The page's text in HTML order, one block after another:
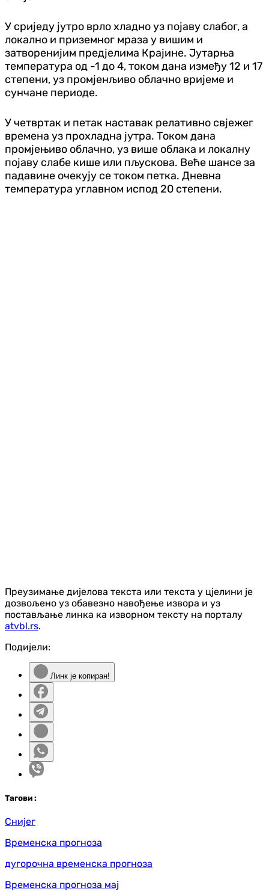
У сриједу јутро врло хладно уз појаву слабог, а
локално и приземног мраза у вишим и
затворенијим пред‌јелима Крајине. Јутарња
температура од -1 до 4, током дана између 12 и 17
степени, уз промјенљиво облачно вријеме и
сунчане периоде.
У четвртак и петак наставак релативно свјежег
времена уз прохладна јутра. Током дана
промјењиво облачно, уз више облака и локалну
појаву слабе кише или пљускова. Веће шансе за
падавине очекују се током петка. Дневна
температура углавном испод 20 степени.
Преузимање дијелова текста или текста у цјелини је
дозвољено уз обавезно навођење извора и уз
постављање линка ка изворном тексту на порталу
atvbl.rs.
Подијели:
Линк је копиран!
Тагови :
Снијег
Временска прогноза
дугорочна временска прогноза
Временска прогноза мај